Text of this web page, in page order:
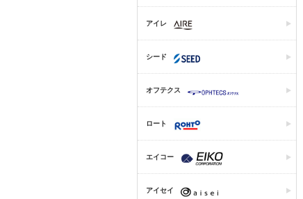
アイレ
シード
オフテクス
ロート
エイコー
アイセイ